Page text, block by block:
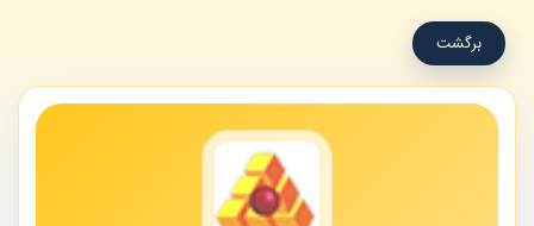
برگشت